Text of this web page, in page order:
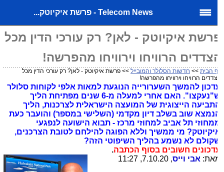
Telecom News - פרשת איקיוטק...
איקיוטק - לאן? רק עורכי הדין מכל
הרוויחו וירוויחו מהפרשה!
הבית>>חדשות הסלולר והמובייל>> פרשת איקיוטק - לאן? רק עורכי הדין מכל
הרוויחו וירוויחו מהפרשה!
להמשך השערורייה הנוגעת למאות אלפי לקוחות סלולר
ש"נעקצו". האם אחרי למעלה מ-6 שנים מפתיחת הליך
הייצוגית של המועצה הישראלית לצרכנות, הליך
שוב בשלב דיון מקדמי (השלישי במספר) והועבר כעת
תל אביב למחוזי מרכז - תבוא הישועה לנפגעי
מי ממשיך וללא הפוגה להילחם לטובת הצרכנים,
לא נשמע בהליך השיפוטי הזה?
חשובים בסוף הכתבה.
אבי וייס, 7.10.20, 11:27